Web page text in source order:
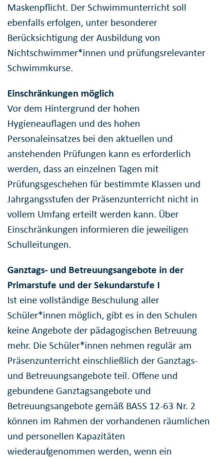
Maskenpflicht. Der Schwimmunterricht soll
ebenfalls erfolgen, unter besonderer
Berücksichtigung der Ausbildung von
Nichtschwimmer*innen und prüfungsrelevanter
Schwimmkurse.
Einschränkungen möglich
Vor dem Hintergrund der hohen
Hygieneauflagen und des hohen
Personaleinsatzes bei den aktuellen und
anstehenden Prüfungen kann es erforderlich
werden, dass an einzelnen Tagen mit
Prüfungsgeschehen für bestimmte Klassen und
Jahrgangsstufen der Präsenzunterricht nicht in
vollem Umfang erteilt werden kann. Über
Einschränkungen informieren die jeweiligen
Schulleitungen.
Ganztags- und Betreuungsangebote in der
Primarstufe und der Sekundarstufe I
Ist eine vollständige Beschulung aller
Schüler*innen möglich, gibt es in den Schulen
keine Angebote der pädagogischen Betreuung
mehr. Die Schüler*innen nehmen regulär am
Präsenzunterricht einschließlich der Ganztags-
und Betreuungsangebote teil. Offene und
gebundene Ganztagsangebote und
Betreuungsangebote gemäß BASS 12-63 Nr. 2
können im Rahmen der vorhandenen räumlichen
und personellen Kapazitäten
wiederaufgenommen werden, wenn ein